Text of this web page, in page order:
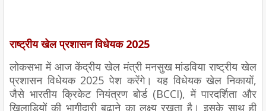
राष्ट्रीय खेल प्रशासन विधेयक 2025
लोकसभा में आज केंद्रीय खेल मंत्री मनसुख मांडविया राष्ट्रीय खेल
प्रशासन विधेयक 2025 पेश करेंगे। यह विधेयक खेल निकायों,
जैसे भारतीय क्रिकेट नियंत्रण बोर्ड (BCCI), में पारदर्शिता और
खिलाड़ियों की भागीदारी बढ़ाने का लक्ष्य रखता है। इसके साथ ही